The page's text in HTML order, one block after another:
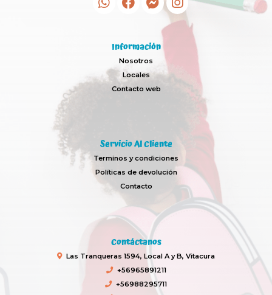
Información
Nosotros
Locales
Contacto web
Servicio Al Cliente
Terminos y condiciones
Políticas de devolución
Contacto
Contáctanos
Las Tranqueras 1594, Local A y B, Vitacura
+56965891211
+56988295711